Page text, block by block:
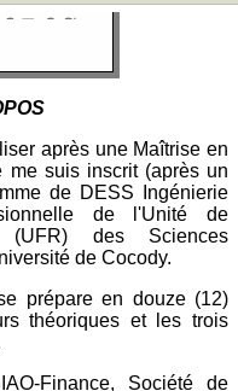
après une Maîtrise en
me suis inscrit (après un
de DESS Ingénierie
de l'Unité de
des Sciences
de Cocody.
prépare en douze (12)
théoriques et les trois
Finance, Société de